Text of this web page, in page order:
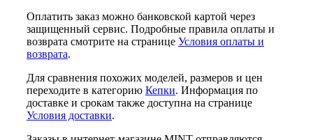
Оплатить заказ можно банковской картой через
защищенный сервис. Подробные правила оплаты и
возврата смотрите на странице Условия оплаты и
возврата.
Для сравнения похожих моделей, размеров и цен
переходите в категорию Кепки. Информация по
доставке и срокам также доступна на странице
Условия доставки.